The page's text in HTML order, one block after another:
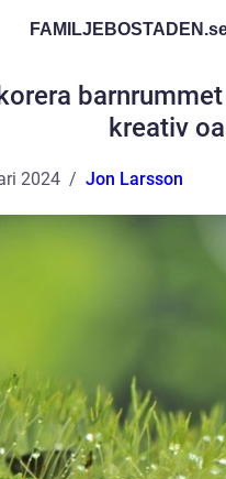
FAMILJEBOSTADEN.
kreativ
2024 Jon Larsson